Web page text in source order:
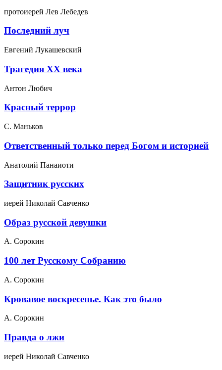
протоиерей Лев Лебедев
Последний луч
Евгений Лукашевский
Трагедия ХХ века
Антон Любич
Красный террор
C. Маньков
Ответственный только перед Богом и историей
Анатолий Панаиоти
Защитник русских
иерей Николай Савченко
Образ русской девушки
А. Сорокин
100 лет Русскому Собранию
А. Сорокин
Кровавое воскресенье. Как это было
А. Сорокин
Правда о лжи
иерей Николай Савченко